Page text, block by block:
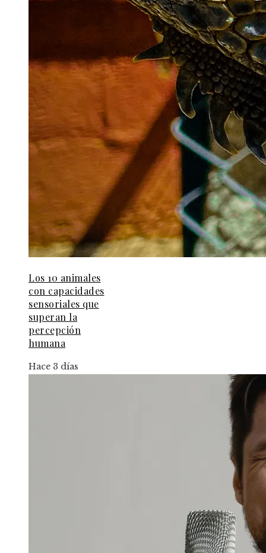
Los 10 animales
con capacidades
sensoriales que
superan la
percepción
humana
Hace 3 días